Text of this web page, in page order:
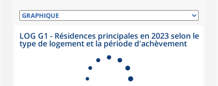
LOG G1 - Résidences principales en 2023 selon le
type de logement et la période d'achèvement